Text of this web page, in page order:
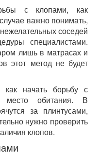
с клопами, как
важно понимать,
соседей
специалистами.
лишь в матрасах и
этот метод не будет
начать борьбу с
обитания. В
за плинтусами,
нужно проверить
клопов.